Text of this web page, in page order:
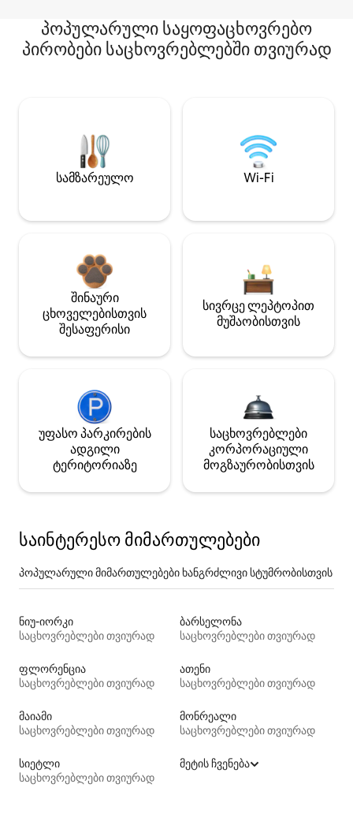
პოპულარული საყოფაცხოვრებო
პირობები საცხოვრებლებში თვიურად
სამზარეულო Wi-Fi
შინაური
ცხოველებისთვის
შესაფერისი
სივრცე ლეპტოპით
მუშაობისთვის
უფასო პარკირების
ადგილი
ტერიტორიაზე
საცხოვრებლები
კორპორაციული
მოგზაურობისთვის
საინტერესო მიმართულებები
პოპულარული მიმართულებები ხანგრძლივი სტუმრობისთვის
ნიუ-იორკი
საცხოვრებლები თვიურად
ბარსელონა
საცხოვრებლები თვიურად
ფლორენცია
საცხოვრებლები თვიურად
ათენი
საცხოვრებლები თვიურად
მაიამი
საცხოვრებლები თვიურად
მონრეალი
საცხოვრებლები თვიურად
სიეტლი
საცხოვრებლები თვიურად
მეტის ჩვენება